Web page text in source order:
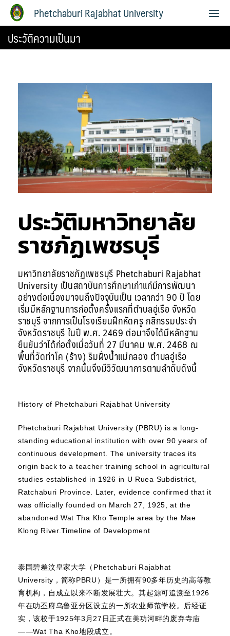
Phetchaburi Rajabhat University
ประวัติความเป็นมา
ประวัติมหาวิทยาลัย
ราชภัฏเพชรบุรี
มหาวิทยาลัยราชภัฏเพชรบุรี Phetchaburi Rajabhat
University เป็นสถาบันการศึกษาเก่าแก่มีการพัฒนา
อย่างต่อเนื่องมาจนถึงปัจจุบันเป็น เวลากว่า 90 ปี โดย
เริ่มมีหลักฐานการก่อตั้งครั้งแรกที่ตําบลอู่เรือ จังหวัด
ราชบุรี จากการเป็นโรงเรียนฝึกหัดครู กสิกรรมประจํา
จังหวัดราชบุรี ในปี พ.ศ. 2469 ต่อมาจึงได้มีหลักฐาน
ยืนยันว่าได้ก่อตั้งเมื่อวันที่ 27 มีนาคม พ.ศ. 2468 ณ
พื้นที่วัดท่าโค (ร้าง) ริมฝั่งนํ้าแม่กลอง ตําบลอู่เรือ
จังหวัดราชบุรี จากนั้นจึงมีวิวัฒนาการตามลําดับดังนี้
History of Phetchaburi Rajabhat University
Phetchaburi Rajabhat University (PBRU) is a long-
standing educational institution with over 90 years of
continuous development. The university traces its
origin back to a teacher training school in agricultural
studies established in 1926 in U Ruea Subdistrict,
Ratchaburi Province. Later, evidence confirmed that it
was officially founded on March 27, 1925, at the
abandoned Wat Tha Kho Temple area by the Mae
Klong River.Timeline of Development
泰国碧差汶皇家大学（Phetchaburi Rajabhat
University，简称PBRU）是一所拥有90多年历史的高等教
育机构，自成立以来不断发展壮大。其起源可追溯至1926
年在叻丕府乌鲁亚分区设立的一所农业师范学校。后经证
实，该校于1925年3月27日正式在美功河畔的废弃寺庙
——Wat Tha Kho地段成立。